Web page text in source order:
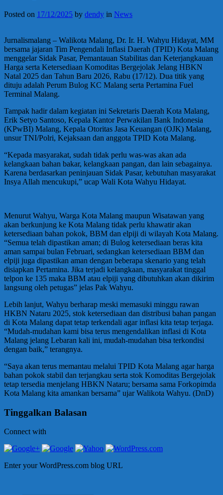
Posted on 17/12/2025 by dendy in News
Jurnalismalang – Walikota Malang, Dr. Ir. H. Wahyu Hidayat, MM
bersama jajaran Tim Pengendali Inflasi Daerah (TPID) Kota Malang
menggelar Sidak Pasar, Pemantauan Stabilitas dan Keterjangkauan
Harga serta Ketersediaan Komoditas Bergejolak Jelang HBKN
Natal 2025 dan Tahun Baru 2026, Rabu (17/12). Dua titik yang
dituju adalah Perum Bulog KC Malang serta Pertamina Fuel
Terminal Malang.
Tampak hadir dalam kegiatan ini Sekretaris Daerah Kota Malang,
Erik Setyo Santoso, Kepala Kantor Perwakilan Bank Indonesia
(KPwBI) Malang, Kepala Otoritas Jasa Keuangan (OJK) Malang,
unsur TNI/Polri, Kejaksaan dan anggota TPID Kota Malang.
“Kepada masyarakat, sudah tidak perlu was-was akan ada
kelangkaan bahan bakar, kelangkaan pangan, dan lain sebagainya.
Karena berdasarkan peninjauan Sidak Pasar, kebutuhan masyarakat
Insya Allah mencukupi,” ucap Wali Kota Wahyu Hidayat.
Menurut Wahyu, Warga Kota Malang maupun Wisatawan yang
akan berkunjung ke Kota Malang tidak perlu khawatir akan
ketersediaan bahan pokok, BBM dan elpiji di wilayah Kota Malang.
“Semua telah dipastikan aman; di Bulog ketersediaan beras kita
aman sampai bulan Februari, sedangkan ketersediaan BBM dan
elpiji juga dipastikan aman dengan beberapa skenario yang telah
disiapkan Pertamina. Jika terjadi kelangkaan, masyarakat tinggal
telpon ke 135 maka BBM atau elpiji yang dibutuhkan akan dikirim
langsung oleh petugas” jelas Pak Wahyu.
Lebih lanjut, Wahyu berharap meski memasuki minggu rawan
HKBN Nataru 2025, stok ketersediaan dan distribusi bahan pangan
di Kota Malang dapat tetap terkendali agar inflasi kita tetap terjaga.
“Mudah-mudahan kami bisa terus mengendalikan inflasi di Kota
Malang jelang Lebaran kali ini, mudah-mudahan bisa terkondisi
dengan baik,” terangnya.
“Saya akan terus memantau melalui TPID Kota Malang agar harga
bahan pokok stabil dan terjangkau serta stok Komoditas Bergejolak
tetap tersedia menjelang HBKN Nataru; bersama sama Forkopimda
Kota Malang kita amankan bersama” ujar Walikota Wahyu. (DnD)
Tinggalkan Balasan
Connect with
Enter your WordPress.com blog URL